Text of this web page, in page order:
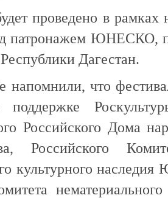
проведено в рамках
патронажем ЮНЕСКО,
Дагестан.
напомнили, что
поддержке
Российского Дома
Российского
культурного
нематериального